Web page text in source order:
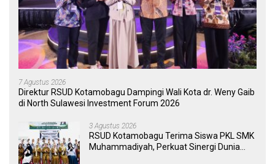
7 Agustus 2026
Direktur RSUD Kotamobagu Dampingi Wali Kota dr. Weny Gaib
di North Sulawesi Investment Forum 2026
3 Agustus 2026
RSUD Kotamobagu Terima Siswa PKL SMK
Muhammadiyah, Perkuat Sinergi Dunia